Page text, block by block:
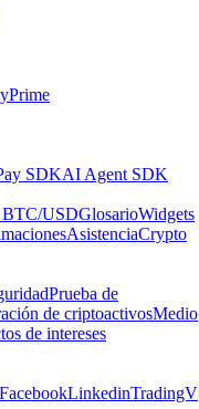
Prime
SDKAI Agent SDK
BTC/USDGlosarioWidgets
AsistenciaCrypto
Prueba de
de criptoactivosMedio
de intereses
FacebookLinkedinTradingV